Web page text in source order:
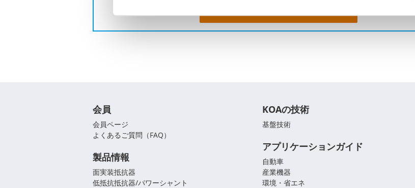
会員
会員ページ
よくあるご質問（FAQ）
製品情報
面実装抵抗器
低抵抗抵抗器/パワーシャント
KOAの技術
基盤技術
アプリケーションガイド
自動車
産業機器
環境・省エネ